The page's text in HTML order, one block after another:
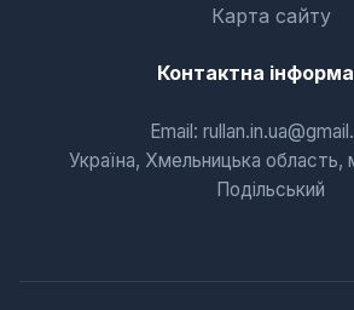
Карта сайту
Контактна
Email:
Україна, Хмельницька
Подільський